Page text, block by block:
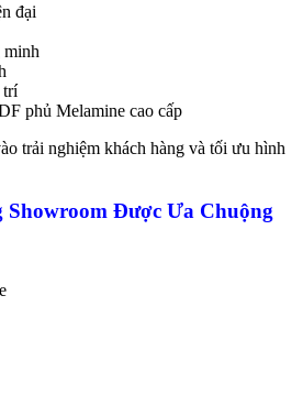
đại
minh
trí
phủ Melamine cao cấp
trải nghiệm khách hàng và tối ưu hình
Được Ưa Chuộng